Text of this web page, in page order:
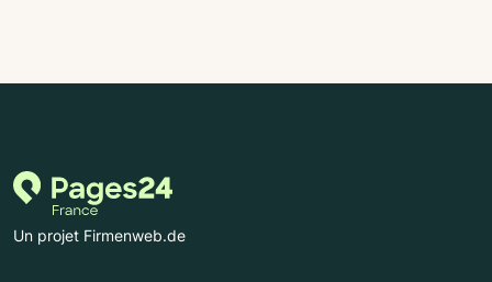
Un projet Firmenweb.de